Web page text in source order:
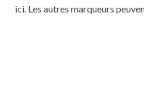
ici. Les autres marqueurs